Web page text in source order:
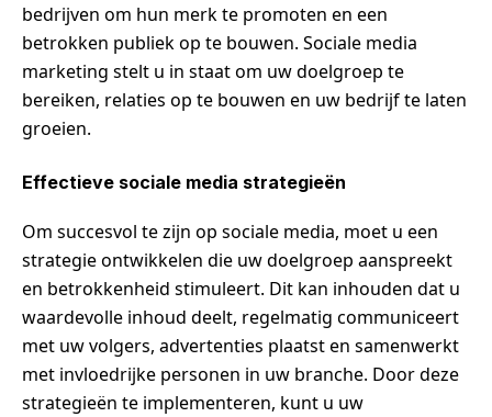
bedrijven om hun merk te promoten en een
betrokken publiek op te bouwen. Sociale media
marketing stelt u in staat om uw doelgroep te
bereiken, relaties op te bouwen en uw bedrijf te laten
groeien.
Effectieve sociale media strategieën
Om succesvol te zijn op sociale media, moet u een
strategie ontwikkelen die uw doelgroep aanspreekt
en betrokkenheid stimuleert. Dit kan inhouden dat u
waardevolle inhoud deelt, regelmatig communiceert
met uw volgers, advertenties plaatst en samenwerkt
met invloedrijke personen in uw branche. Door deze
strategieën te implementeren, kunt u uw